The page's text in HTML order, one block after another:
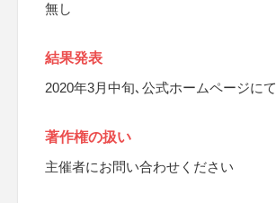
無し
結果発表
2020年3月中旬､公式ホームページにて
著作権の扱い
主催者にお問い合わせください